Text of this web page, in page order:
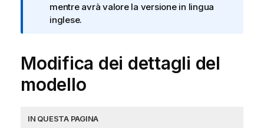
mentre avrà valore la versione in lingua
inglese.
Modifica dei dettagli del
modello
IN QUESTA PAGINA